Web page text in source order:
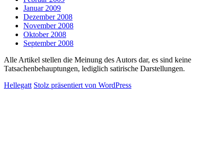
Januar 2009
Dezember 2008
November 2008
Oktober 2008
September 2008
Alle Artikel stellen die Meinung des Autors dar, es sind keine
Tatsachenbehauptungen, lediglich satirische Darstellungen.
Hellegatt Stolz präsentiert von WordPress